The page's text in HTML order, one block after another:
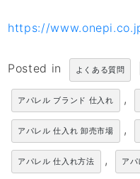
https://
Posted in よくある質問
アパレル ブランド 仕入れ ,
アパレル 仕入れ 卸売市場 ,
アパレル 仕入れ方法 , アパ